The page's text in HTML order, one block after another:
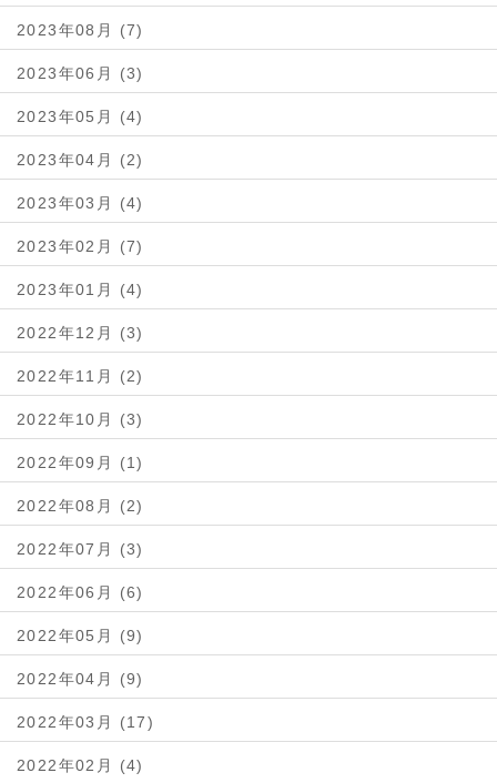
2023年08月 (7)
2023年06月 (3)
2023年05月 (4)
2023年04月 (2)
2023年03月 (4)
2023年02月 (7)
2023年01月 (4)
2022年12月 (3)
2022年11月 (2)
2022年10月 (3)
2022年09月 (1)
2022年08月 (2)
2022年07月 (3)
2022年06月 (6)
2022年05月 (9)
2022年04月 (9)
2022年03月 (17)
2022年02月 (4)